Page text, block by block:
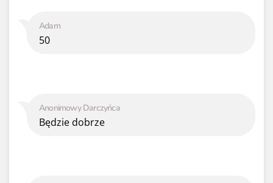
Anonimowy Darczyńca
Będzie dobrze
Adam
50